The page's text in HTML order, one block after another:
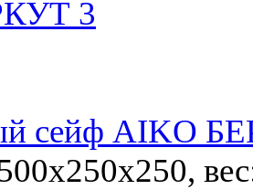
сейф AIKO